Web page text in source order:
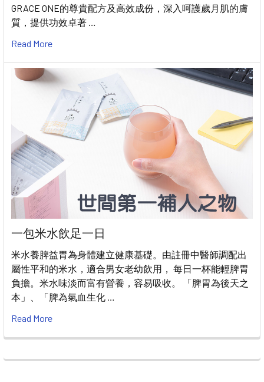
GRACE ONE的尊貴配方及高效成份，深入呵護歲月肌的膚
質，提供功效卓著 …
Read More
一包米水飲足一日
米水養脾益胃為身體建立健康基礎。由註冊中醫師調配出
屬性平和的米水，適合男女老幼飲用， 每日一杯能輕脾胃
負擔。米水味淡而富有營養，容易吸收。 「脾胃為後天之
本」、「脾為氣血生化 …
Read More